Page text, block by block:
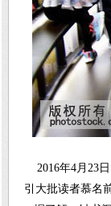
2016年4月23
引大批读者慕名